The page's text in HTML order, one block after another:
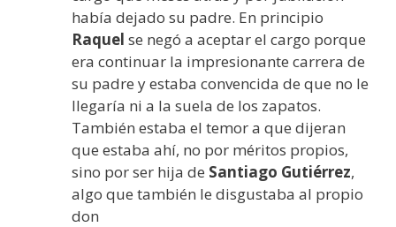
había dejado su padre. En principio
Raquel se negó a aceptar el cargo porque
era continuar la impresionante carrera de
su padre y estaba convencida de que no le
llegaría ni a la suela de los zapatos.
También estaba el temor a que dijeran
que estaba ahí, no por méritos propios,
sino por ser hija de Santiago Gutiérrez,
algo que también le disgustaba al propio
don